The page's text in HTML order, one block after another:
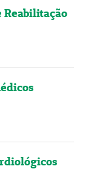
Reabilitação